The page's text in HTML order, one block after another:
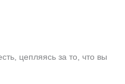
цепляясь за то, что вы